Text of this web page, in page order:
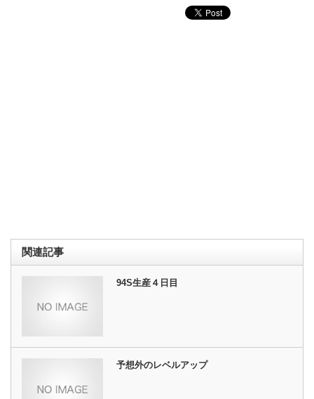
関連記事
94S生産４日目
予想外のレベルアップ